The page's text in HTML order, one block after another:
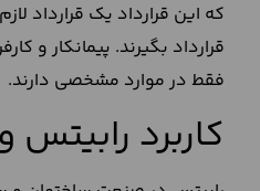
که این قرارداد یک قرارداد
قرارداد بگیرند. پیمانکار و
فقط در موارد مشخصی دارند.
کاربرد رابیتس